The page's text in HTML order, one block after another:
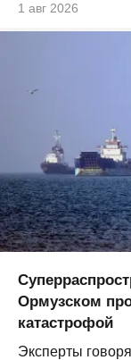
1 авг 2026
Ормузском
катастрофой
Эксперты